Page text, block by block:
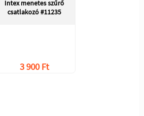
Intex menetes szűrő
csatlakozó #11235
3 900 Ft